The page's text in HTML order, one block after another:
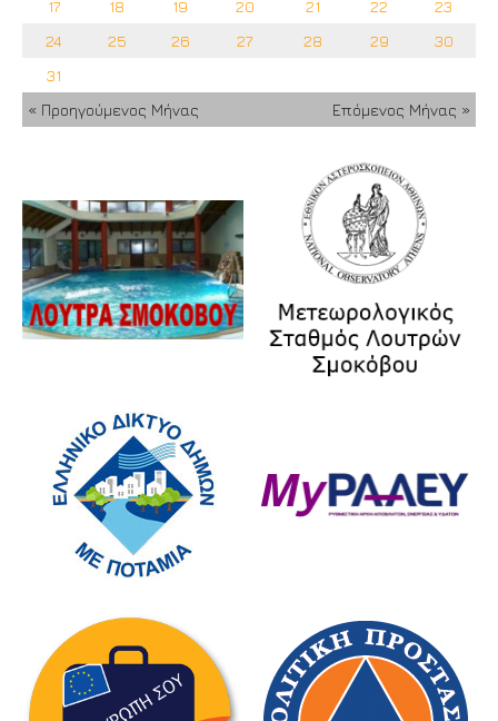
17 18 19 20 21 22
23
24
25 26 27 28 29
30
31
« Προηγούμενος Μήνας
Επόμενος Μήνας »